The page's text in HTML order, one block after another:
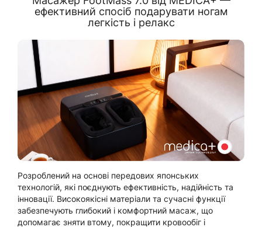
ефективний спосіб подарувати ногам
легкість і релакс
Розроблений на основі передових японських
технологій, які поєднують ефективність, надійність та
інновації. Високоякісні матеріали та сучасні функції
забезпечують глибокий і комфортний масаж, що
допомагає зняти втому, покращити кровообіг і